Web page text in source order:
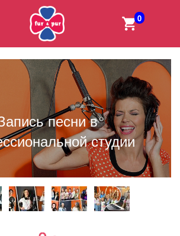
0
песни в
студии